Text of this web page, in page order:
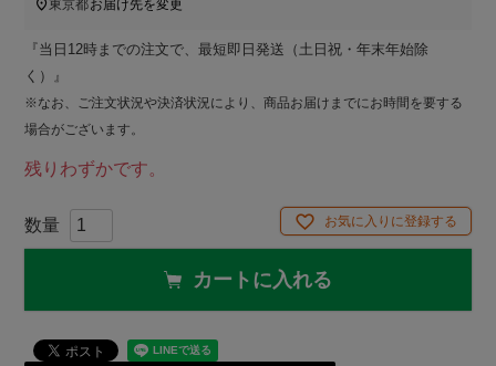
東京都お届け先を変更
『当日12時までの注文で、最短即日発送（土日祝・年末年始除
く）』
※なお、ご注文状況や決済状況により、商品お届けまでにお時間を要する
場合がございます。
残りわずかです。
お気に入りに登録する
カートに入れる